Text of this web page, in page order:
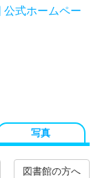
公式ホームペー
写真
図書館の方へ